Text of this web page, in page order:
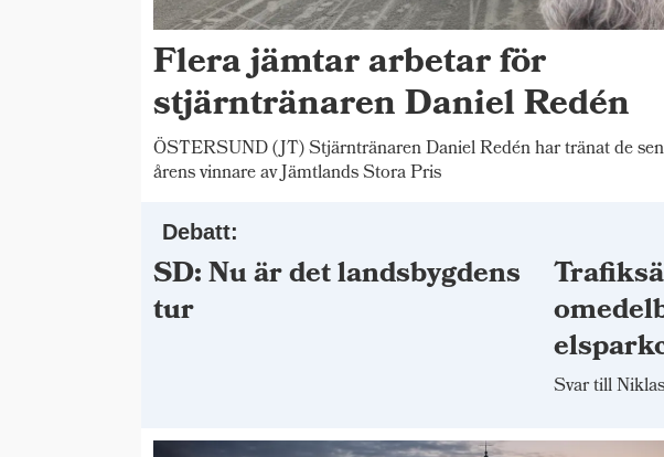
Flera jämtar arbetar för
stjärntränaren Daniel Redén
ÖSTERSUND (JT) Stjärntränaren Daniel Redén har tränat de
årens vinnare av Jämtlands Stora Pris
Debatt:
SD: Nu är det landsbygdens
tur
Svar till